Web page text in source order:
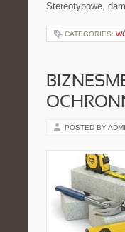
Stereotypowe,
CATEGORIES:
POSTED BY